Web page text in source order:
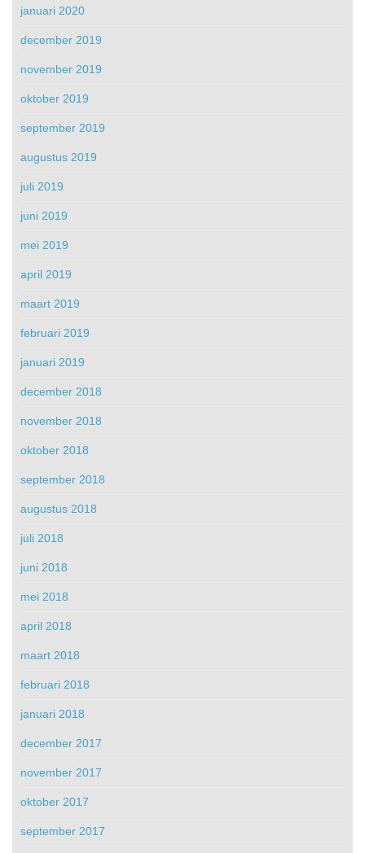
januari 2020
december 2019
november 2019
oktober 2019
september 2019
augustus 2019
juli 2019
juni 2019
mei 2019
april 2019
maart 2019
februari 2019
januari 2019
december 2018
november 2018
oktober 2018
september 2018
augustus 2018
juli 2018
juni 2018
mei 2018
april 2018
maart 2018
februari 2018
januari 2018
december 2017
november 2017
oktober 2017
september 2017